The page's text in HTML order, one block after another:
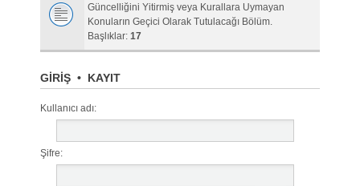
Güncelliğini Yitirmiş veya Kurallara Uymayan
Konuların Geçici Olarak Tutulacağı Bölüm.
Başlıklar: 17
GIRIŞ• KAYIT
Kullanıcı adı:
Şifre: